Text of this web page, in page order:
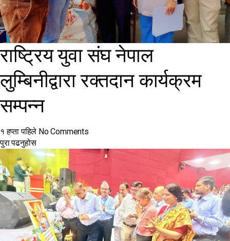
राष्ट्रिय युवा संघ नेपाल
लुम्बिनीद्वारा रक्तदान कार्यक्रम
सम्पन्न
१ हप्ता पहिले No Comments
पुरा पढनुहोस